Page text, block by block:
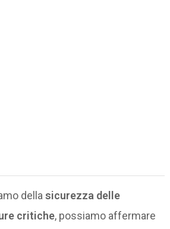
dellasicurezza delle
critiche, possiamo affermare